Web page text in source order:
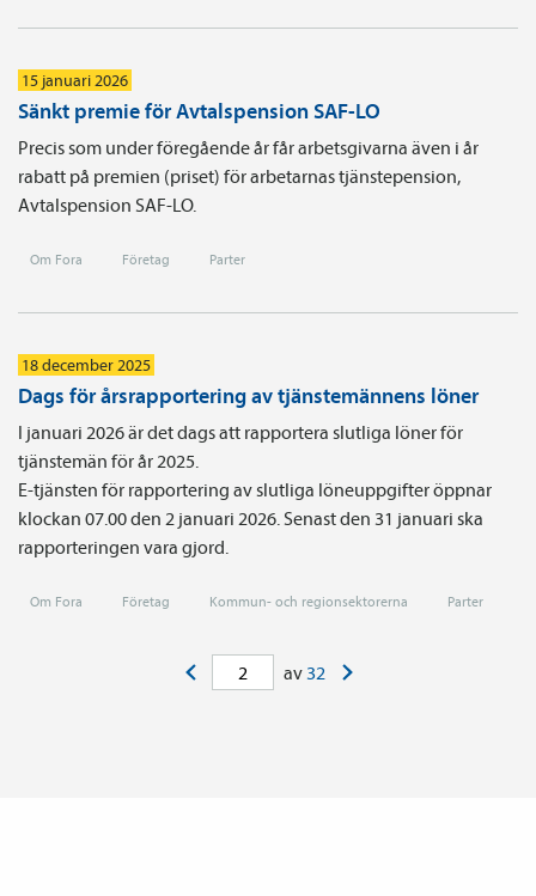
15 januari 2026
Sänkt premie för Avtalspension SAF-LO
Precis som under föregående år får arbetsgivarna även i år
rabatt på premien (priset) för arbetarnas tjänste­pension,
Avtals­pension SAF-LO.
Om Fora Företag Parter
18 december 2025
Dags för årsrapportering av tjänstemännens löner
I januari 2026 är det dags att rapportera slutliga löner för
tjänstemän för år 2025.
E-tjänsten för rapportering av slutliga löneuppgifter öppnar
klockan 07.00 den 2 januari 2026. Senast den 31 januari ska
rapporteringen vara gjord.
Om Fora Företag Kommun- och regionsektorerna Parter
av 32